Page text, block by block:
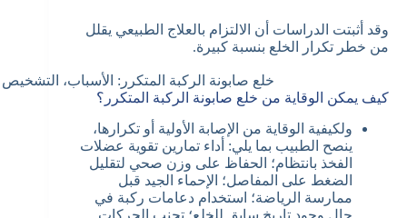
وقد أثبتت الدراسات أن الالتزام بالعلاج الطبيعي يقلل
من خطر تكرار الخلع بنسبة كبيرة.
خلع صابونة الركبة المتكرر: الأسباب، التشخيص
كيف يمكن الوقاية من خلع صابونة الركبة المتكرر؟
ولكيفية الوقاية من الإصابة الأولية أو تكرارها،
ينصح الطبيب بما يلي: أداء تمارين تقوية عضلات
الفخذ بانتظام؛ الحفاظ على وزن صحي لتقليل
الضغط على المفاصل؛ الإحماء الجيد قبل
ممارسة الرياضة؛ استخدام دعامات ركبة في
حال وجود تاريخ سابق للخلع؛ تجنب الحركات